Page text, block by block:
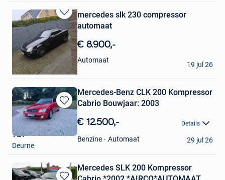
Bewaren
in
Mijn
Favorieten
mercedes slk 230 compressor
automaat
€ 8.900,-
Automaat
Debbie
Lommel
19 jul 26
Bewaren
in
Mijn
Favorieten
Mercedes-Benz CLK 200 Kompressor
Cabrio Bouwjaar: 2003
€ 12.500,- Details
Benzine Automaat
Y&T
Deurne
29 jul 26
Mercedes SLK 200 Kompressor